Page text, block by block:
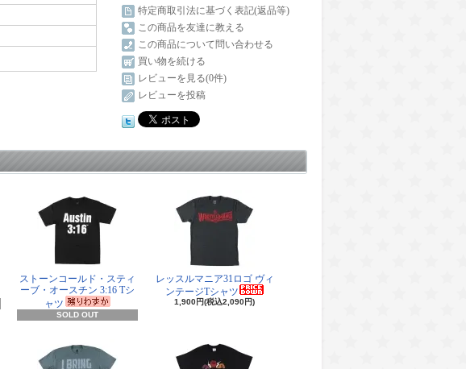
特定商取引法に基づく表記(返品等)
この商品を友達に教える
この商品について問い合わせる
買い物を続ける
レビューを見る(0件)
レビューを投稿
ストーンコールド・スティ
ーブ・オースチン 3:16 Tシ
ャツ
SOLD OUT
レッスルマニア31ロゴ ヴィ
ンテージTシャツ
1,900円(税込2,090円)